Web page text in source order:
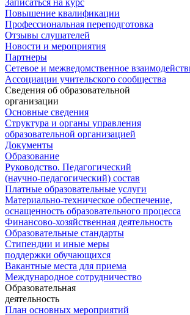
Записаться на курс
Повышение квалификации
Профессиональная переподготовка
Отзывы слушателей
Новости и мероприятия
Партнеры
Сетевое и межведомственное
Ассоциации учительского сообщества
Сведения об образовательной
организации
Основные сведения
Структура и органы управления
образовательной организацией
Документы
Образование
Руководство. Педагогический
(научно-педагогический) состав
Платные образовательные услуги
Материально-техническое обеспечение,
оснащенность образовательного процесса
Финансово-хозяйственная деятельность
Образовательные стандарты
Стипендии и иные меры
поддержки обучающихся
Вакантные места для приема
Международное сотрудничество
Образовательная
деятельность
План основных мероприятий